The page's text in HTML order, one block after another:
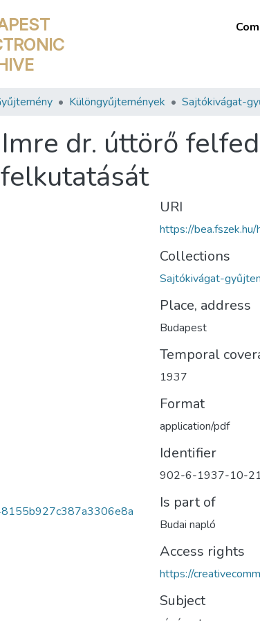
Különgyűjtemények Sajtókivágat-
dr. úttörő
URI
https://
Collections
Sajtókivágat-
Place, address
Budapest
Temporal
1937
Format
application/pdf
Identifier
902-6-1937-10-
Is part of
Budai napló
Access rights
https://
Subject